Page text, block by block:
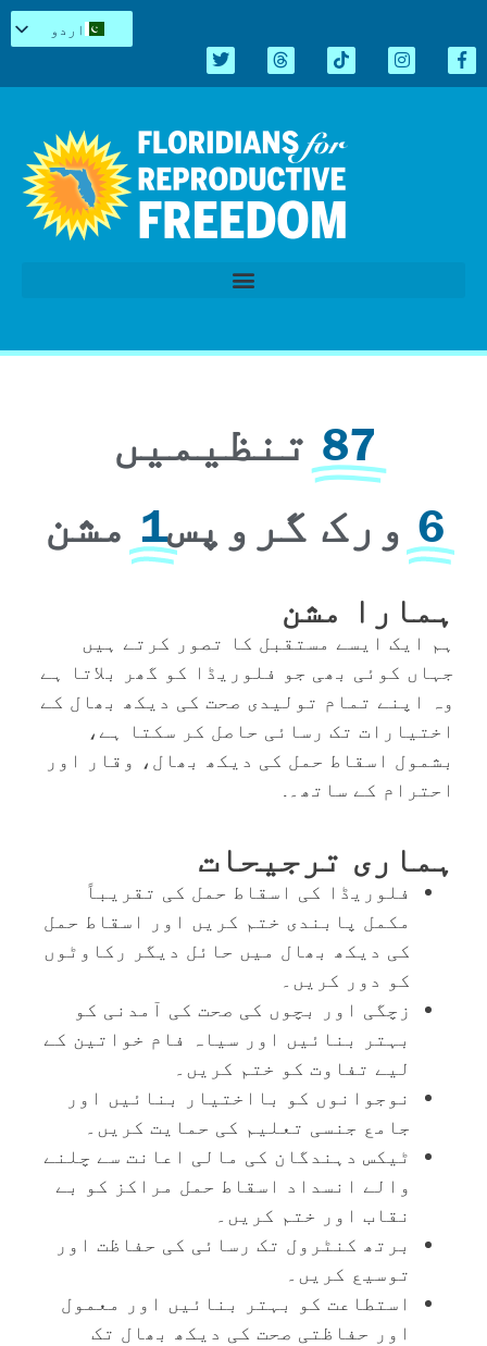
اردو
Español
简体中文
Tiếng Việt
العربية
87 تنظیمیں
6 ورک گروپس1 مشن
ہمارا مشن
ہم ایک ایسے مستقبل کا تصور کرتے ہیں
جہاں کوئی بھی جو فلوریڈا کو گھر بلاتا ہے
وہ اپنے تمام تولیدی صحت کی دیکھ بھال کے
اختیارات تک رسائی حاصل کر سکتا ہے،
بشمول اسقاط حمل کی دیکھ بھال، وقار اور
احترام کے ساتھ۔.
ہماری ترجیحات
فلوریڈا کی اسقاط حمل کی تقریباً
مکمل پابندی ختم کریں اور اسقاط حمل
کی دیکھ بھال میں حائل دیگر رکاوٹوں
کو دور کریں۔
زچگی اور بچوں کی صحت کی آمدنی کو
بہتر بنائیں اور سیاہ فام خواتین کے
لیے تفاوت کو ختم کریں۔
نوجوانوں کو بااختیار بنائیں اور
جامع جنسی تعلیم کی حمایت کریں۔
ٹیکس دہندگان کی مالی اعانت سے چلنے
والے انسداد اسقاط حمل مراکز کو بے
نقاب اور ختم کریں۔
برتھ کنٹرول تک رسائی کی حفاظت اور
توسیع کریں۔
استطاعت کو بہتر بنائیں اور معمول
اور حفاظتی صحت کی دیکھ بھال تک